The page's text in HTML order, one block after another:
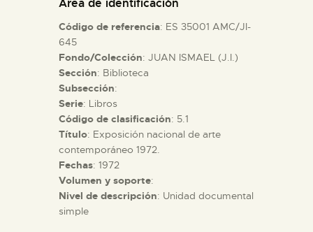
ACTIVIDADES
█
EL MUSEO
COLECCIONES
Área de identificación
Código de referencia: ES 35001 AMC/JI-
645
Fondo/Colección: JUAN ISMAEL (J.I.)
Sección: Biblioteca
Subsección:
Serie: Libros
Código de clasificación: 5.1
Título: Exposición nacional de arte
contemporáneo 1972.
Fechas: 1972
Volumen y soporte:
Nivel de descripción: Unidad documental
simple